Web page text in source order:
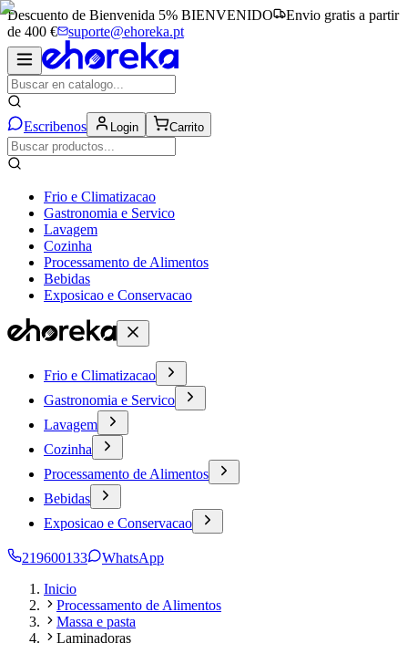
Descuento de Bienvenida 5% BIENVENIDO
Envio gratis a partir
de 400 €
suporte@ehoreka.pt
Escribenos Login Carrito
Frio e Climatizacao
Gastronomia e Servico
Lavagem
Cozinha
Processamento de Alimentos
Bebidas
Exposicao e Conservacao
Frio e Climatizacao
Gastronomia e Servico
Lavagem
Cozinha
Processamento de Alimentos
Bebidas
Exposicao e Conservacao
219600133
WhatsApp
Inicio
Processamento de Alimentos
Massa e pasta
Laminadoras